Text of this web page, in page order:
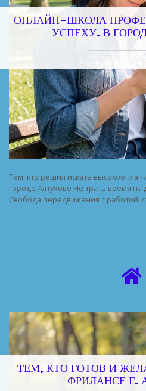
ОНЛАЙН-ШКОЛА
УСПЕХУ. В
Тем, кто решил искать
городе Алтухово Не трать время
Свобода передвижения с работой
ТЕМ, КТО ГОТОВ И
ФРИЛАНСЕ Г.